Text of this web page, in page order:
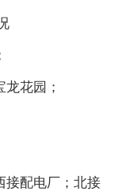
花园；
配电厂；北接